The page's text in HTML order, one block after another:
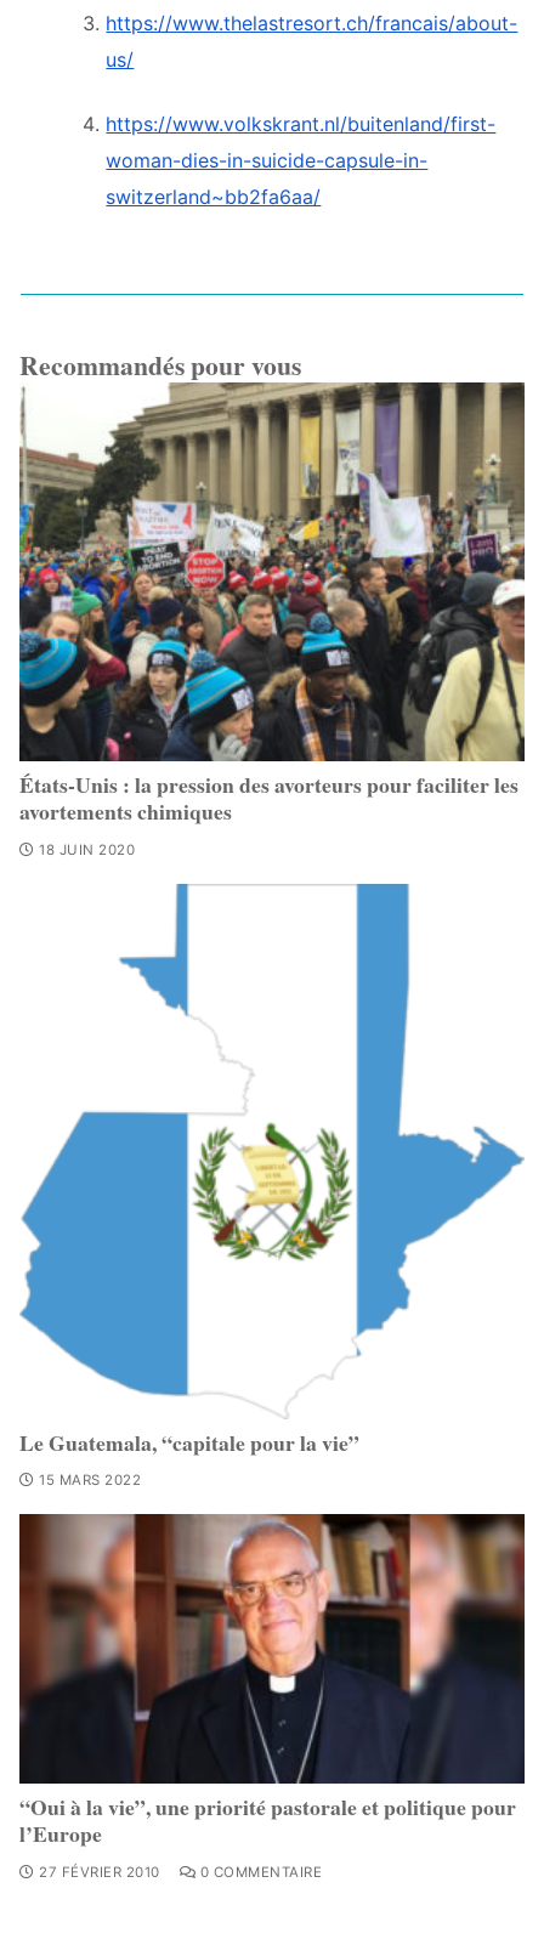
https://www.thelastresort.ch/francais/about-
us/
https://www.volkskrant.nl/buitenland/first-
woman-dies-in-suicide-capsule-in-
switzerland~bb2fa6aa/
Recommandés pour vous
États-Unis : la pression des avorteurs pour faciliter les
avortements chimiques
18 JUIN 2020
Le Guatemala, “capitale pour la vie”
15 MARS 2022
“Oui à la vie”, une priorité pastorale et politique pour
l’Europe
27 FÉVRIER 2010 0 COMMENTAIRE